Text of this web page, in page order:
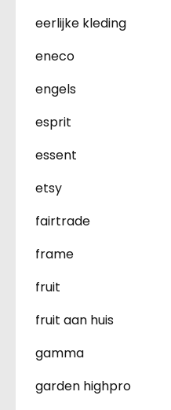
eerlijke kleding
eneco
engels
esprit
essent
etsy
fairtrade
frame
fruit
fruit aan huis
gamma
garden highpro